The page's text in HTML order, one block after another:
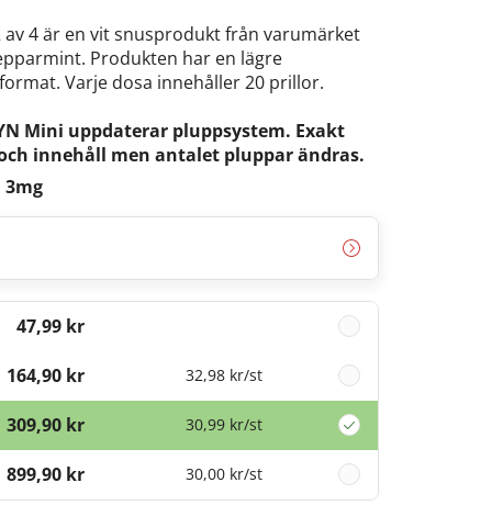
av 4 är en vit snusprodukt från varumärket
Produkten har en lägre
Varje dosa innehåller 20 prillor.
Mini uppdaterar pluppsystem. Exakt
innehåll men antalet pluppar ändras.
3mg
47,99 kr
164,90 kr 32,98 kr/st
309,90 kr 30,99 kr/st
899,90 kr 30,00 kr/st